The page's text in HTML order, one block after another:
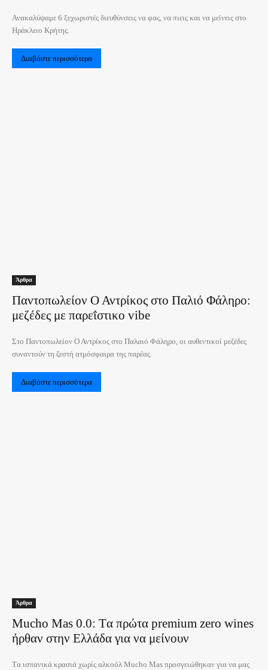
Ανακαλύψαμε 6 ξεχωριστές διευθύνσεις να φας, να πιεις και να μείνεις στο
Ηράκλειο Κρήτης.
Διαβάστε περισσότερα
Άρθρα
Παντοπωλείον Ο Αντρίκος στο Παλιό Φάληρο:
μεζέδες με παρεΐστικο vibe
Στο Παντοπωλείον Ο Αντρίκος στο Παλαιό Φάληρο, οι αυθεντικοί μεζέδες
συναντούν τη ζεστή ατμόσφαιρα της παρέας.
Διαβάστε περισσότερα
Άρθρα
Mucho Mas 0.0: Tα πρώτα premium zero wines
ήρθαν στην Ελλάδα για να μείνουν
Tα ισπανικά κρασιά χωρίς αλκοόλ Mucho Mas προσγειώθηκαν για να μας